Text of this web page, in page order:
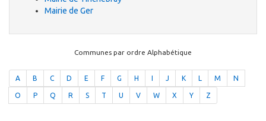
Mairie de Ger
Communes par ordre Alphabétique
A B C D E F G H J K L M N
O P Q R S T U V W X Y Z